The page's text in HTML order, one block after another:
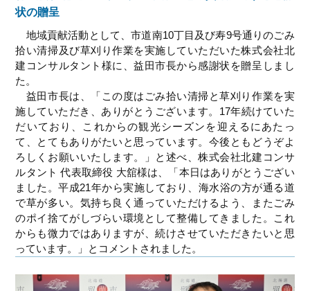
状の贈呈
地域貢献活動として、市道南10丁目及び寿9号通りのごみ
拾い清掃及び草刈り作業を実施していただいた株式会社北
建コンサルタント様に、益田市長から感謝状を贈呈しまし
た。
益田市長は、「この度はごみ拾い清掃と草刈り作業を実
施していただき、ありがとうございます。17年続けていた
だいており、これからの観光シーズンを迎えるにあたっ
て、とてもありがたいと思っています。今後ともどうぞよ
ろしくお願いいたします。」と述べ、株式会社北建コンサ
ルタント 代表取締役 大舘様は、「本日はありがとうござい
ました。平成21年から実施しており、海水浴の方が通る道
で草が多い。気持ち良く通っていただけるよう、またごみ
のポイ捨てがしづらい環境として整備してきました。これ
からも微力ではありますが、続けさせていただきたいと思
っています。」とコメントされました。